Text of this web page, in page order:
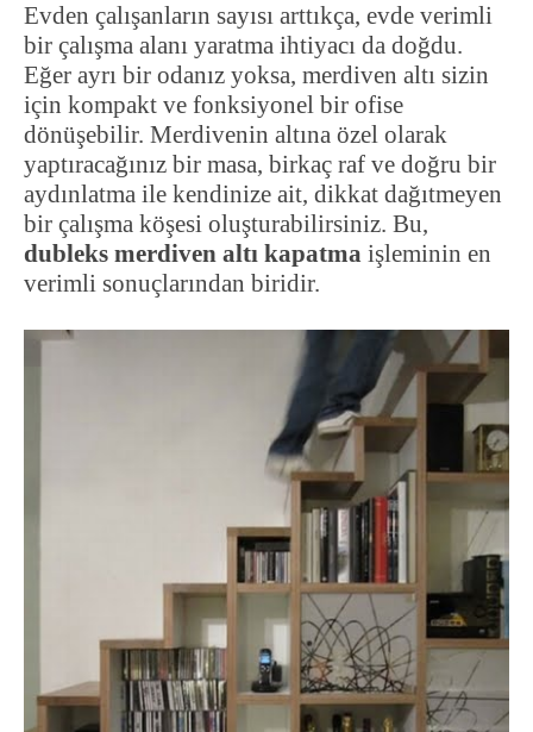
Evden çalışanların sayısı arttıkça, evde verimli
bir çalışma alanı yaratma ihtiyacı da doğdu.
Eğer ayrı bir odanız yoksa, merdiven altı sizin
için kompakt ve fonksiyonel bir ofise
dönüşebilir. Merdivenin altına özel olarak
yaptıracağınız bir masa, birkaç raf ve doğru bir
aydınlatma ile kendinize ait, dikkat dağıtmeyen
bir çalışma köşesi oluşturabilirsiniz. Bu,
dubleks merdiven altı kapatma işleminin en
verimli sonuçlarından biridir.